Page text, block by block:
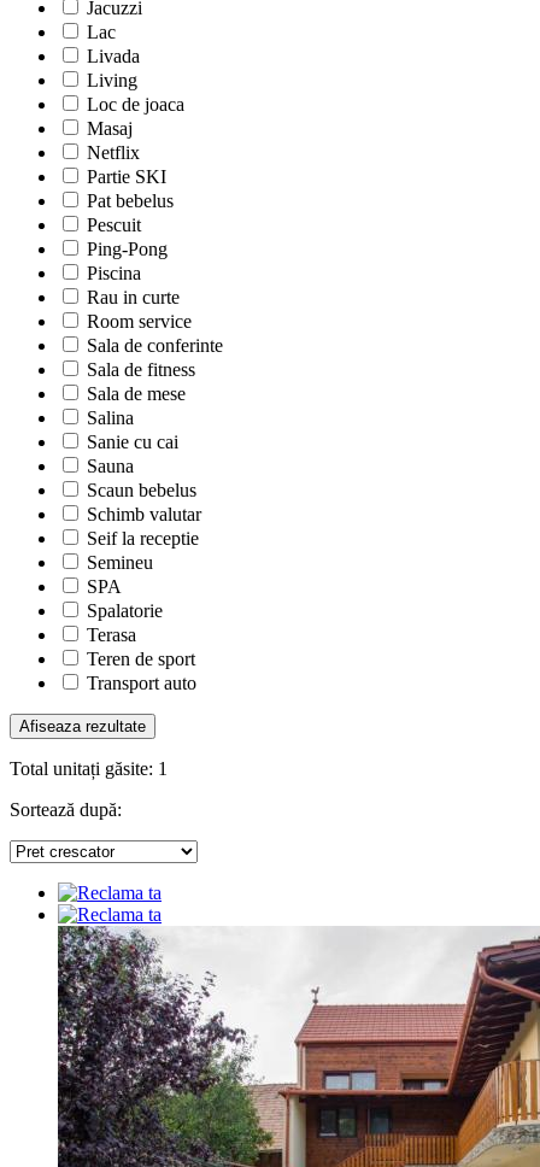
Jacuzzi
Lac
Livada
Living
Loc de joaca
Masaj
Netflix
Partie SKI
Pat bebelus
Pescuit
Ping-Pong
Piscina
Rau in curte
Room service
Sala de conferinte
Sala de fitness
Sala de mese
Salina
Sanie cu cai
Sauna
Scaun bebelus
Schimb valutar
Seif la receptie
Semineu
SPA
Spalatorie
Terasa
Teren de sport
Transport auto
Total unitați găsite: 1
Sortează după: